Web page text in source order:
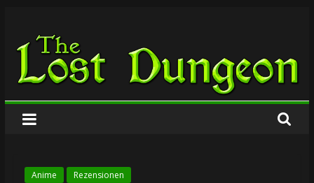
springen
The
Lost
Dungeon
Anime Rezensionen